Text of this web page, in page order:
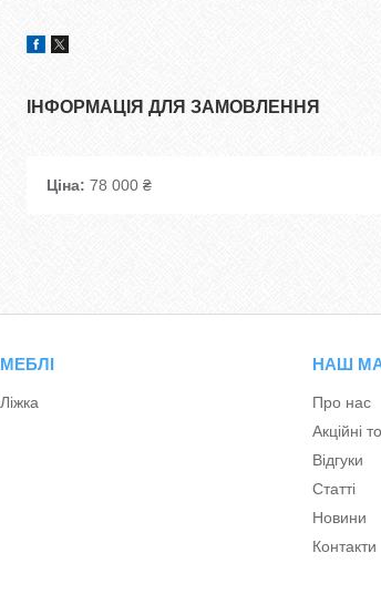
ІНФОРМАЦІЯ ДЛЯ ЗАМОВЛЕННЯ
Ціна: 78 000 ₴
МЕБЛІ
Ліжка
НАШ
Про нас
Акційні
Відгуки
Статті
Новини
Контакти